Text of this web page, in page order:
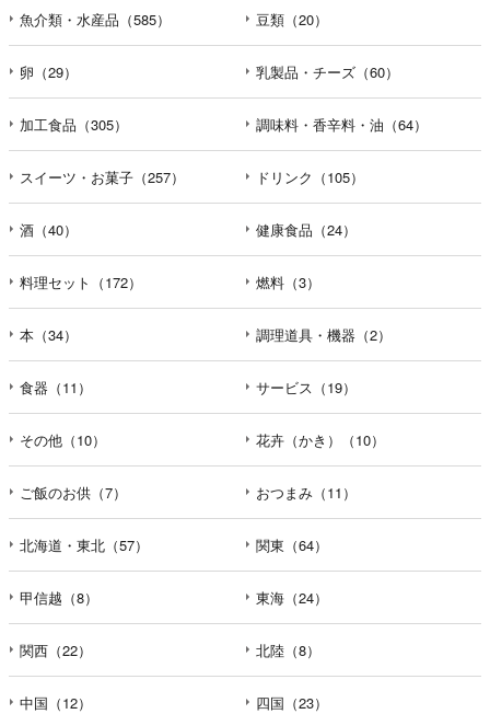
魚介類・水産品（585） 豆類（20）
卵（29） 乳製品・チーズ（60）
加工食品（305） 調味料・香辛料・油（64）
スイーツ・お菓子（257） ドリンク（105）
酒（40） 健康食品（24）
料理セット（172） 燃料（3）
本（34） 調理道具・機器（2）
食器（11） サービス（19）
その他（10） 花卉（かき）（10）
ご飯のお供（7） おつまみ（11）
北海道・東北（57） 関東（64）
甲信越（8） 東海（24）
関西（22） 北陸（8）
中国（12） 四国（23）